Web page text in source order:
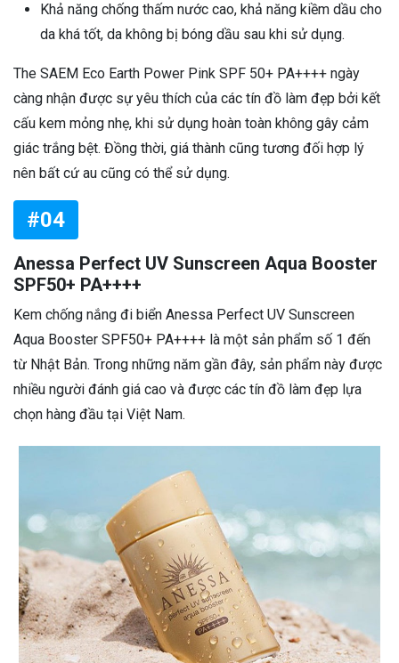
Khả năng chống thấm nước cao, khả năng kiềm dầu cho
da khá tốt, da không bị bóng dầu sau khi sử dụng.
The SAEM Eco Earth Power Pink SPF 50+ PA++++ ngày
càng nhận được sự yêu thích của các tín đồ làm đẹp bởi kết
cấu kem mỏng nhẹ, khi sử dụng hoàn toàn không gây cảm
giác trắng bệt. Đồng thời, giá thành cũng tương đối hợp lý
nên bất cứ au cũng có thể sử dụng.
#04
Anessa Perfect UV Sunscreen Aqua Booster
SPF50+ PA++++
Kem chống nắng đi biển Anessa Perfect UV Sunscreen
Aqua Booster SPF50+ PA++++ là một sản phẩm số 1 đến
từ Nhật Bản. Trong những năm gần đây, sản phẩm này được
nhiều người đánh giá cao và được các tín đồ làm đẹp lựa
chọn hàng đầu tại Việt Nam.